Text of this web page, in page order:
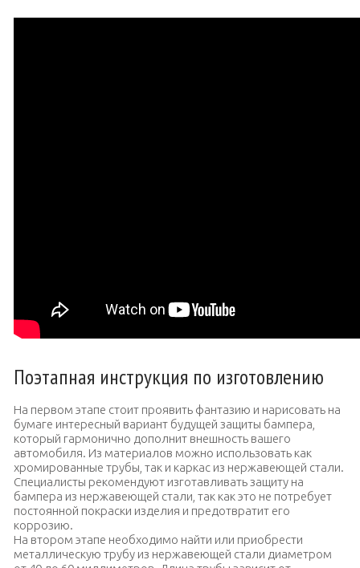
Поэтапная инструкция по изготовлению
На первом этапе стоит проявить фантазию и нарисовать на
бумаге интересный вариант будущей защиты бампера,
который гармонично дополнит внешность вашего
автомобиля. Из материалов можно использовать как
хромированные трубы, так и каркас из нержавеющей стали.
Специалисты рекомендуют изготавливать защиту на
бампера из нержавеющей стали, так как это не потребует
постоянной покраски изделия и предотвратит его
коррозию.
На втором этапе необходимо найти или приобрести
металлическую трубу из нержавеющей стали диаметром